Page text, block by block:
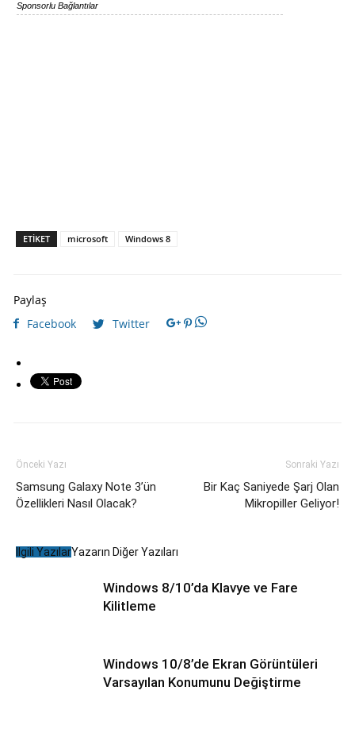
Sponsorlu Bağlantılar
ETIKET microsoft Windows 8
Paylaş
Facebook
Twitter
Önceki Yazı
Samsung Galaxy Note 3’ün
Özellikleri Nasıl Olacak?
Sonraki Yazı
Bir Kaç Saniyede Şarj Olan
Mikropiller Geliyor!
İlgili YazılarYazarın Diğer Yazıları
Windows 8/10’da Klavye ve Fare
Kilitleme
Windows 10/8’de Ekran Görüntüleri
Varsayılan Konumunu Değiştirme